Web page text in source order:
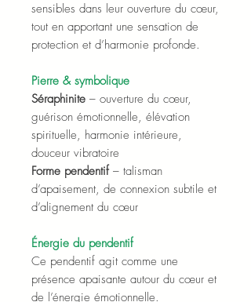
sensibles dans leur ouverture du cœur,
tout en apportant une sensation de
protection et d’harmonie profonde.
Pierre & symbolique
Séraphinite – ouverture du cœur,
guérison émotionnelle, élévation
spirituelle, harmonie intérieure,
douceur vibratoire
Forme pendentif– talisman
d’apaisement, de connexion subtile et
d’alignement du cœur
Énergie du pendentif
Ce pendentif agit comme une
présence apaisante autour du cœur et
de l’énergie émotionnelle.